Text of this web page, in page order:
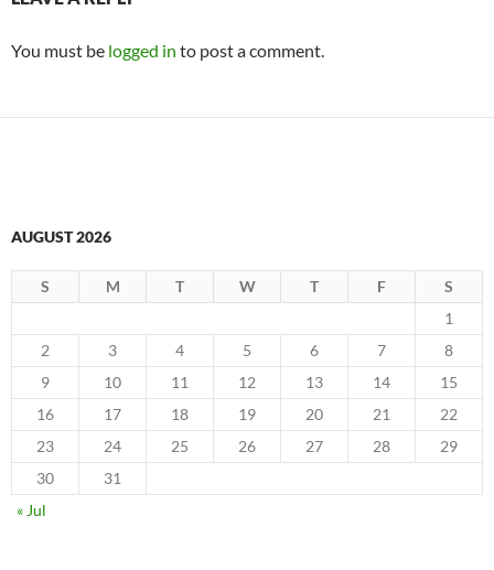
You must be logged in to post a comment.
AUGUST 2026
S M T W T F
S
1
2
3 4 5 6 7
8
9
10 11 12 13 14
15
16
17 18 19 20 21
22
23
24 25 26 27 28
29
30
31
« Jul